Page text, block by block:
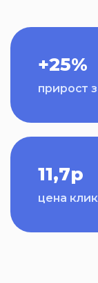
+25%
прирост
11,7р
цена